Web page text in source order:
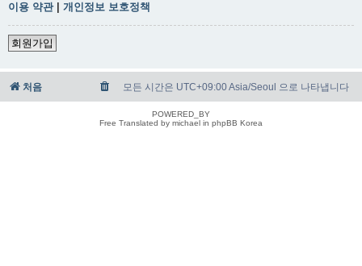
이용 약관| 개인정보 보호정책
회원가입
처음 모든 시간은 UTC+09:00 Asia/Seoul 으로 나타냅니다
POWERED_BY
Free Translated by michael in phpBB Korea